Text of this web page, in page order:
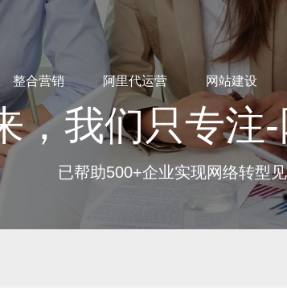
整合营销 阿里代运营 网站建设
，我们只专注
已帮助500+企业实现网络转型